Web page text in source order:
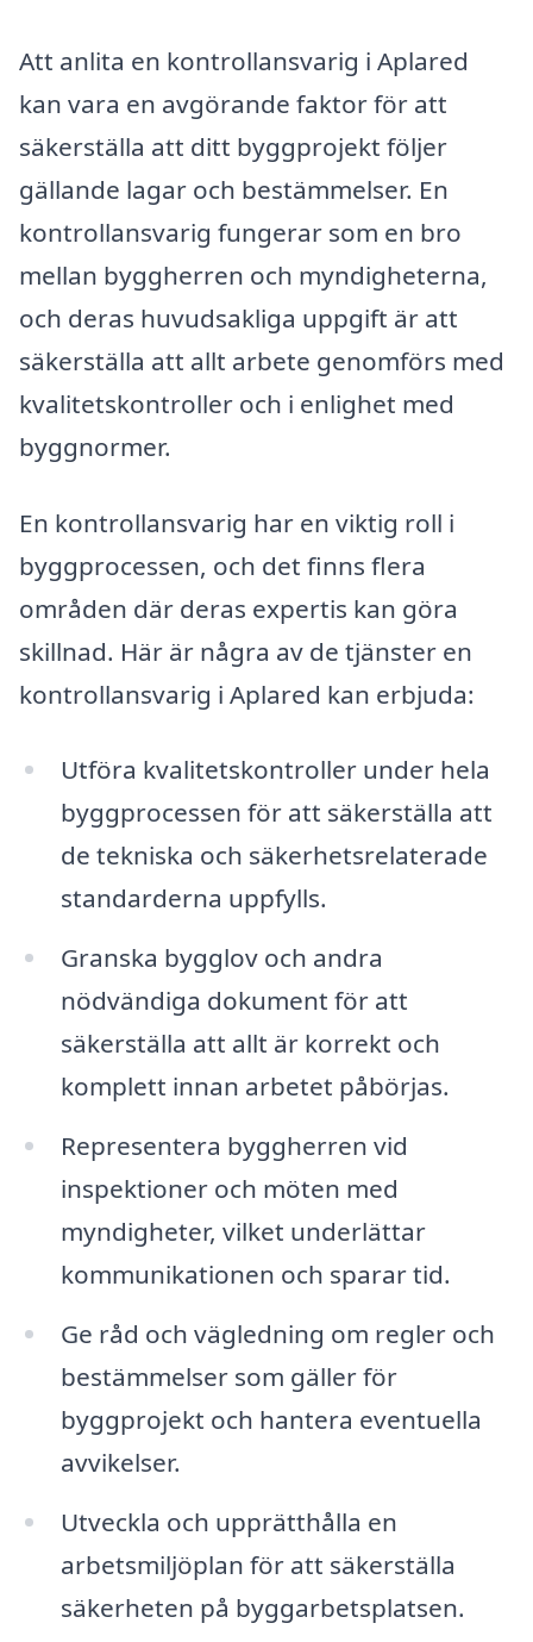
Att anlita en kontrollansvarig i Aplared
kan vara en avgörande faktor för att
säkerställa att ditt byggprojekt följer
gällande lagar och bestämmelser. En
kontrollansvarig fungerar som en bro
mellan byggherren och myndigheterna,
och deras huvudsakliga uppgift är att
säkerställa att allt arbete genomförs med
kvalitetskontroller och i enlighet med
byggnormer.
En kontrollansvarig har en viktig roll i
byggprocessen, och det finns flera
områden där deras expertis kan göra
skillnad. Här är några av de tjänster en
kontrollansvarig i Aplared kan erbjuda:
Utföra kvalitetskontroller under hela
byggprocessen för att säkerställa att
de tekniska och säkerhetsrelaterade
standarderna uppfylls.
Granska bygglov och andra
nödvändiga dokument för att
säkerställa att allt är korrekt och
komplett innan arbetet påbörjas.
Representera byggherren vid
inspektioner och möten med
myndigheter, vilket underlättar
kommunikationen och sparar tid.
Ge råd och vägledning om regler och
bestämmelser som gäller för
byggprojekt och hantera eventuella
avvikelser.
Utveckla och upprätthålla en
arbetsmiljöplan för att säkerställa
säkerheten på byggarbetsplatsen.